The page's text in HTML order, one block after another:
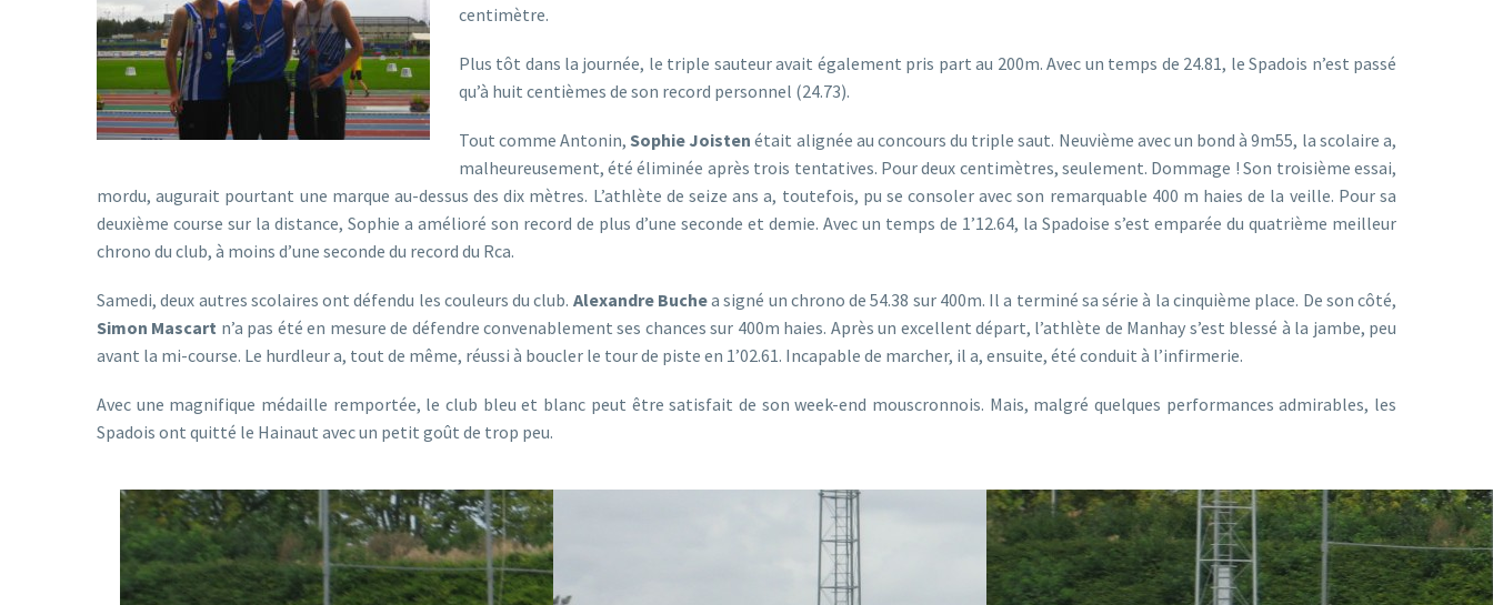
centimètre.
Plus tôt dans la journée, le triple sauteur avait également pris part au 200m. Avec un temps de 24.81, le Spadois n’est passé
qu’à huit centièmes de son record personnel (24.73).
Tout comme Antonin,Sophie Joisten était alignée au concours du triple saut. Neuvième avec un bond à 9m55, la scolaire a,
malheureusement, été éliminée après trois tentatives. Pour deux centimètres, seulement. Dommage ! Son troisième essai,
mordu, augurait pourtant une marque au-dessus des dix mètres. L’athlète de seize ans a, toutefois, pu se consoler avec son remarquable 400 m haies de la veille. Pour sa
deuxième course sur la distance, Sophie a amélioré son record de plus d’une seconde et demie. Avec un temps de 1’12.64, la Spadoise s’est emparée du quatrième meilleur
chrono du club, à moins d’une seconde du record du Rca.
Samedi, deux autres scolaires ont défendu les couleurs du club. Alexandre Buchea signé un chrono de 54.38 sur 400m. Il a terminé sa série à la cinquième place. De son côté,
Simon Mascart n’a pas été en mesure de défendre convenablement ses chances sur 400m haies. Après un excellent départ, l’athlète de Manhay s’est blessé à la jambe, peu
avant la mi-course. Le hurdleur a, tout de même, réussi à boucler le tour de piste en 1’02.61. Incapable de marcher, il a, ensuite, été conduit à l’infirmerie.
Avec une magnifique médaille remportée, le club bleu et blanc peut être satisfait de son week-end mouscronnois. Mais, malgré quelques performances admirables, les
Spadois ont quitté le Hainaut avec un petit goût de trop peu.